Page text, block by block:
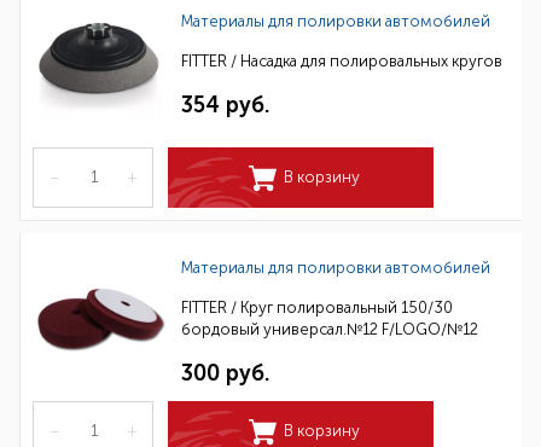
Материалы для полировки автомобилей
FITTER / Насадка для полировальных кругов
354 руб.
– + В корзину
Материалы для полировки автомобилей
FITTER / Круг полировальный 150/30
бордовый универсал.№12 F/LOGO/№12
300 руб.
– + В корзину